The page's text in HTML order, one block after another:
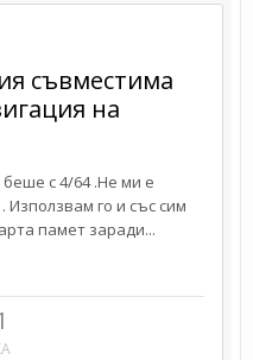
съвместима
на
с 4/64 .Не ми е
Използвам го и със сим
памет заради...